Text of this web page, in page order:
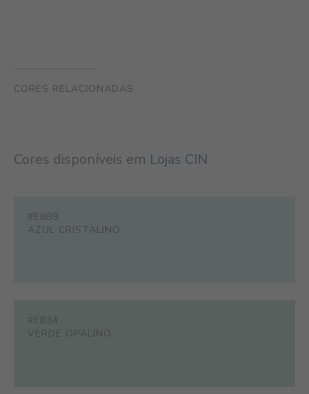
CORES RELACIONADAS
Cores disponíveis em Lojas CIN
#E889
AZUL CRISTALINO
#E834
VERDE OPALINO